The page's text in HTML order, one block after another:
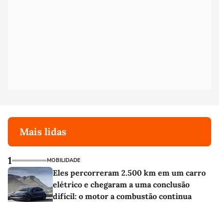
Mais lidas
1 MOBILIDADE
Eles percorreram 2.500 km em um carro
elétrico e chegaram a uma conclusão
difícil: o motor a combustão continua